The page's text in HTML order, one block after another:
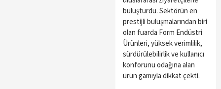
buluşturdu. Sektörün en
prestijli buluşmalarından biri
olan fuarda Form Endüstri
Ürünleri, yüksek verimlilik,
sürdürülebilirlik ve kullanıcı
konforunu odağına alan
ürün gamıyla dikkat çekti.